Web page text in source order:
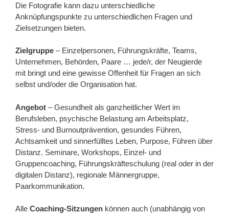
Die Fotografie kann dazu unterschiedliche
Anknüpfungspunkte zu unterschiedlichen Fragen und
Zielsetzungen bieten.
Zielgruppe – Einzelpersonen, Führungskräfte, Teams,
Unternehmen, Behörden, Paare … jede/r, der Neugierde
mit bringt und eine gewisse Offenheit für Fragen an sich
selbst und/oder die Organisation hat.
Angebot – Gesundheit als ganzheitlicher Wert im
Berufsleben, psychische Belastung am Arbeitsplatz,
Stress- und Burnoutprävention, gesundes Führen,
Achtsamkeit und sinnerfülltes Leben, Purpose, Führen über
Distanz. Seminare, Workshops, Einzel- und
Gruppencoaching, Führungskräfteschulung (real oder in der
digitalen Distanz), regionale Männergruppe,
Paarkommunikation.
Alle Coaching-Sitzungen können auch (unabhängig von